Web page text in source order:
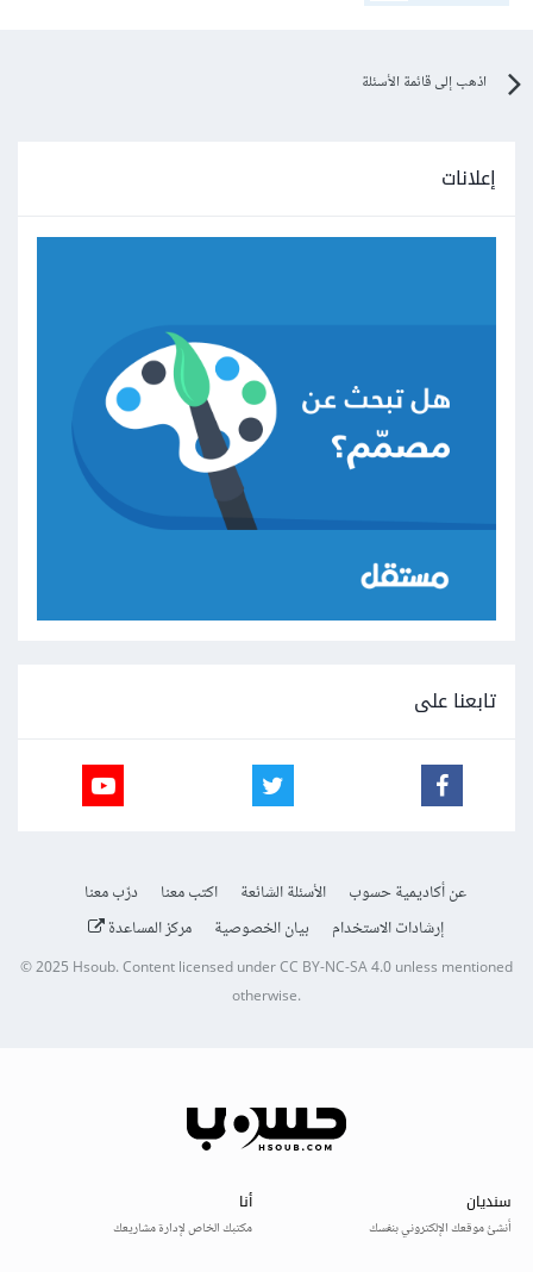
اذهب إلى قائمة الأسئلة
إعلانات
تابعنا على
عن أكاديمية حسوب الأسئلة الشائعة اكتب معنا
درّب معنا
إرشادات الاستخدام
بيان الخصوصية مركز المساعدة
© 2025Hsoub.Content licensed underCC BY-NC-SA 4.0unless mentioned
otherwise.